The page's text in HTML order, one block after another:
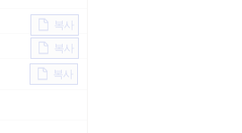
복사
복사
복사